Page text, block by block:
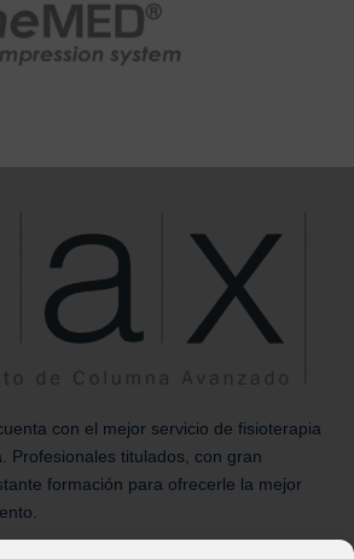
con el mejor servicio de fisioterapia
Profesionales titulados, con gran
formación para ofrecerle la mejor